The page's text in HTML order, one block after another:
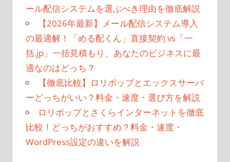
ール配信システムを選ぶべき理由を徹底解説
【2026年最新】メール配信システム導入
の最適解！「める配くん」直接契約 vs「一
括.jp」一括見積もり、あなたのビジネスに最
適なのはどっち？
【徹底比較】ロリポップとエックスサーバ
ーどっちがいい？料金・速度・選び方を解説
ロリポップとさくらインターネットを徹底
比較！どっちがおすすめ？料金・速度・
WordPress設定の違いを解説